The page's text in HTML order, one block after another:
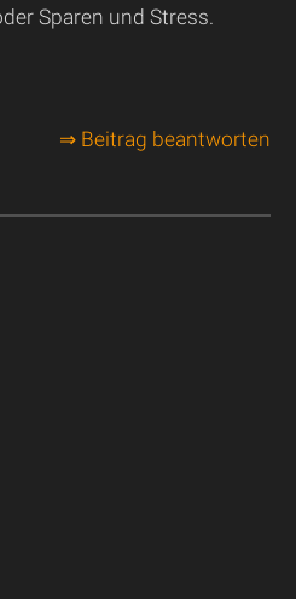
Sparen und Stress.
⇒ Beitrag beantworten